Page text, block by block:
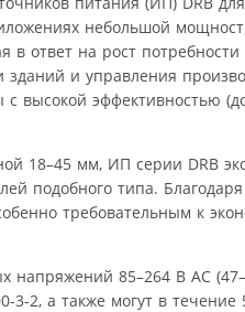
небольшой
в ответ на рост
и управления
высокой эффективностью
18–45 мм, ИП серии DRB
подобного типа.
требовательным к
85–264 В AC
3-2, а также могут в